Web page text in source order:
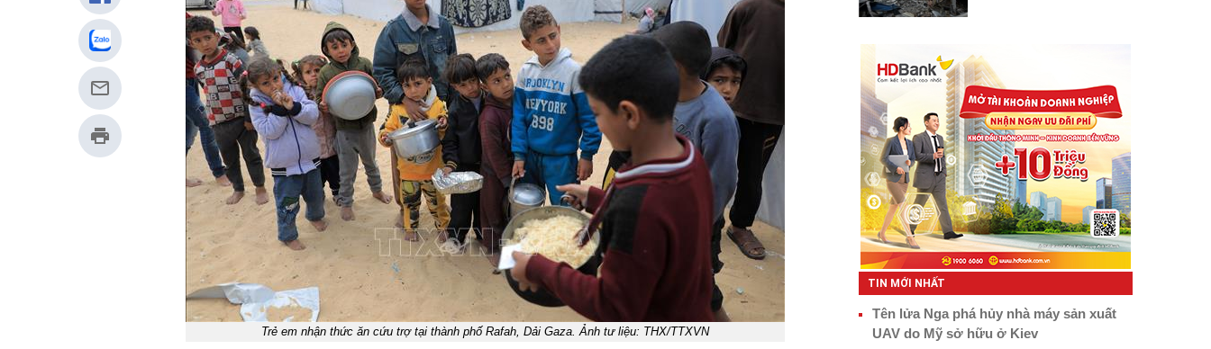
Trẻ em nhận thức ăn cứu trợ tại thành phố Rafah, Dải Gaza. Ảnh tư liệu: THX/TTXVN
TIN MỚI NHẤT
Tên lửa Nga phá hủy nhà máy sản xuất
UAV do Mỹ sở hữu ở Kiev